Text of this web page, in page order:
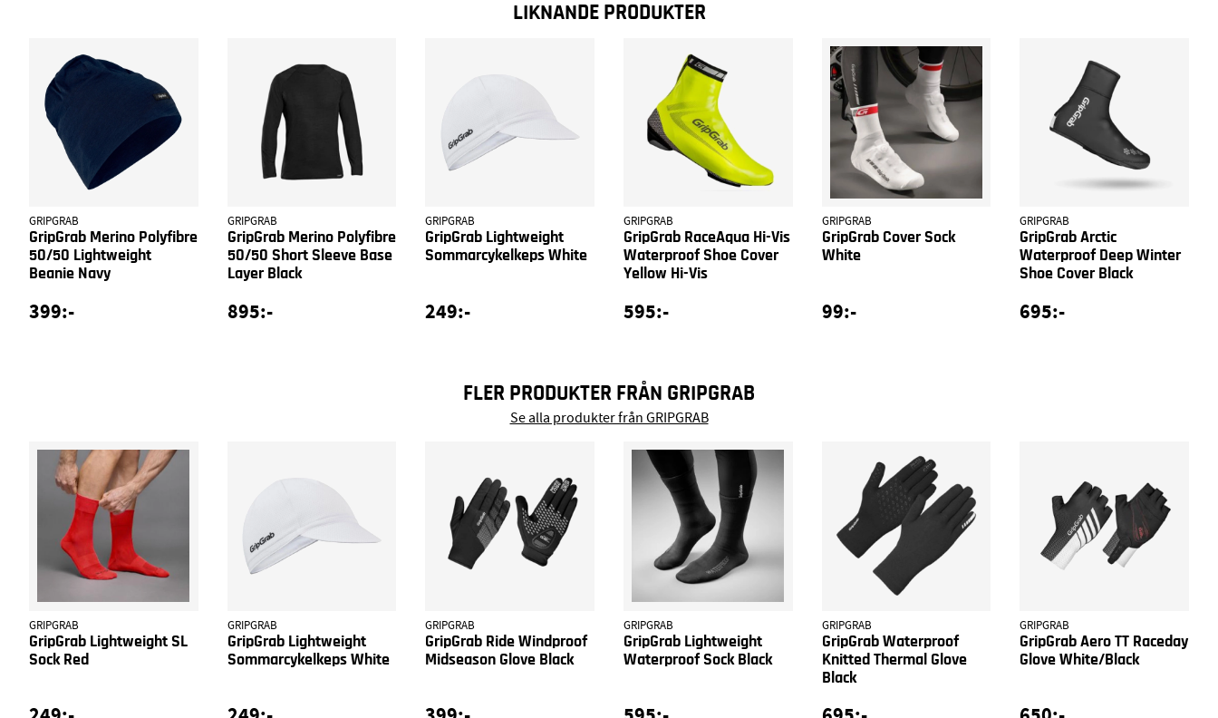
LIKNANDE PRODUKTER
GRIPGRAB
GripGrab Merino Polyfibre
50/50 Lightweight
Beanie Navy
399:-
GRIPGRAB
GripGrab Merino Polyfibre
50/50 Short Sleeve Base
Layer Black
895:-
GRIPGRAB
GripGrab Lightweight
Sommarcykelkeps White
249:-
GRIPGRAB
GripGrab RaceAqua Hi-Vis
Waterproof Shoe Cover
Yellow Hi-Vis
595:-
GRIPGRAB
GripGrab Cover Sock
White
99:-
GRIPGRAB
GripGrab Arctic
Waterproof Deep Winter
Shoe Cover Black
695:-
FLER PRODUKTER FRÅN GRIPGRAB
Se alla produkter från GRIPGRAB
GRIPGRAB
GripGrab Lightweight SL
Sock Red
GRIPGRAB
GripGrab Lightweight
Sommarcykelkeps White
GRIPGRAB
GripGrab Ride Windproof
Midseason Glove Black
GRIPGRAB
GripGrab Lightweight
Waterproof Sock Black
GRIPGRAB
GripGrab Waterproof
Knitted Thermal Glove
Black
GRIPGRAB
GripGrab Aero TT Raceday
Glove White/Black